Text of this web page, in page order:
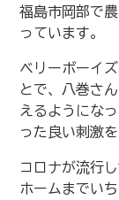
福島市岡部で
っています。
ベリーボーイ
とで、八巻さ
えるようにな
った良い刺激
コロナが流行
ホームまでい